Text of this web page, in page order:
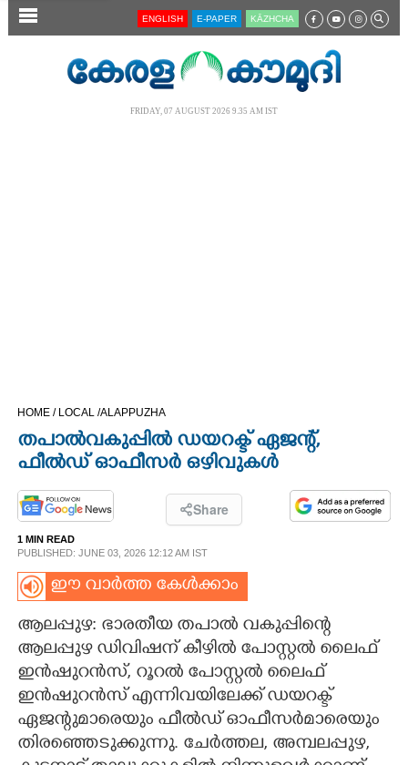
SECTIONS
LIFESTYLE
SPIRITUAL
INFO+
ART
ENGLISH E-PAPER KĀZHCHA
FRIDAY, 07 AUGUST 2026 9.35 AM IST
HOME / LOCAL /ALAPPUZHA
തപാൽവകുപ്പിൽ ഡയറക്ട് ഏജന്റ്,
ഫീൽഡ് ഓഫീസർ ഒഴിവുകൾ
Share
1 MIN READ
PUBLISHED: JUNE 03, 2026 12:12 AM IST
ഈ വാർത്ത കേൾക്കാം
ആലപ്പുഴ: ഭാരതീയ തപാൽ വകുപ്പിന്റെ
ആലപ്പുഴ ഡിവിഷന് കീഴിൽ പോസ്റ്റൽ ലൈഫ്
ഇൻഷുറൻസ്, റൂറൽ പോസ്റ്റൽ ലൈഫ്
ഇൻഷുറൻസ് എന്നിവയിലേക്ക് ഡയറക്ട്
ഏജന്റുമാരെയും ഫീൽഡ് ഓഫീസർമാരെയും
തിരഞ്ഞെടുക്കുന്നു. ചേർത്തല, അമ്പലപ്പുഴ,